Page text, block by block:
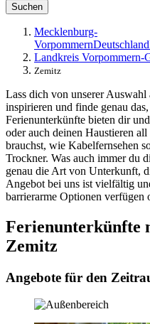
Suchen
Mecklenburg-
VorpommernDeutschland
Landkreis Vorpommern-
Zemitz
Lass dich von unserer
inspirieren und finde genau
Ferienunterkünfte bieten dir
oder auch deinen Haustieren
brauchst, wie Kabelfernsehen
Trockner. Was auch immer du
genau die Art von Unterkunft,
Angebot bei uns ist vielfältig
barrierarme Optionen verfügen
Ferienunterkünfte
Zemitz
Angebote für den